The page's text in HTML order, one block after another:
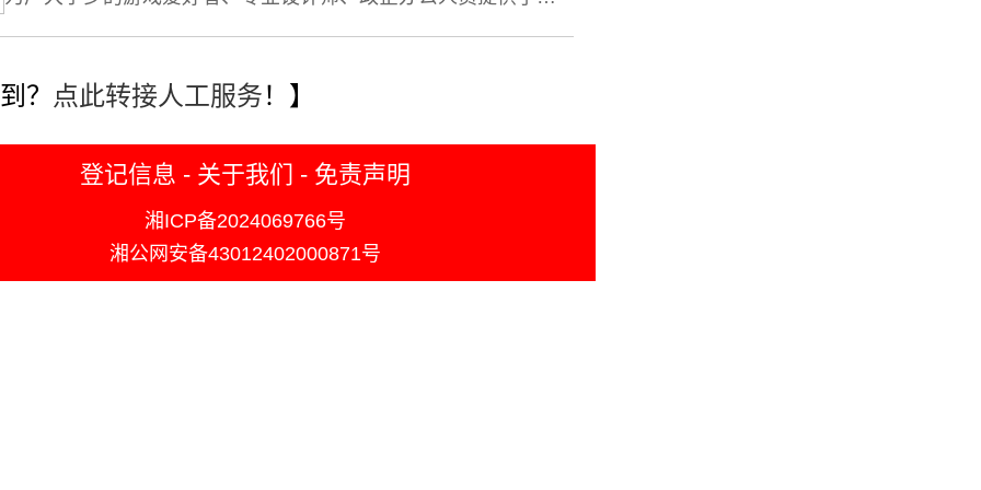
？ 点此转接人工服务！】
登记信息 - 关于我们 - 免责声明
湘ICP备2024069766号
湘公网安备43012402000871号